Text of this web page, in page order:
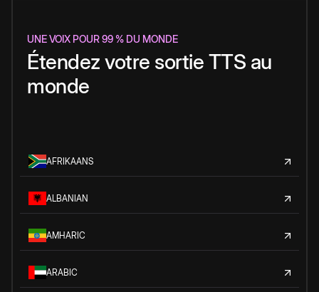
UNE VOIX POUR 99 % DU MONDE
Étendez votre sortie TTS au
monde
AFRIKAANS
ALBANIAN
AMHARIC
ARABIC